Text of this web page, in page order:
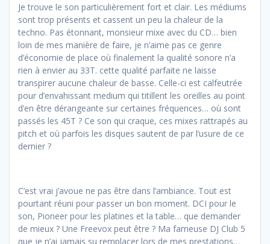
Je trouve le son particulièrement fort et clair. Les médiums
sont trop présents et cassent un peu la chaleur de la
techno. Pas étonnant, monsieur mixe avec du CD… bien
loin de mes manière de faire, je n’aime pas ce genre
d’économie de place où finalement la qualité sonore n’a
rien à envier au 33T. cette qualité parfaite ne laisse
transpirer aucune chaleur de basse. Celle-ci est calfeutrée
pour d’envahissant medium qui titillent les oreilles au point
d’en être dérangeante sur certaines fréquences… où sont
passés les 45T ? Ce son qui craque, ces mixes rattrapés au
pitch et où parfois les disques sautent de par l’usure de ce
dernier ?
C’est vrai j’avoue ne pas être dans l’ambiance. Tout est
pourtant réuni pour passer un bon moment. DCI pour le
son, Pioneer pour les platines et la table… que demander
de mieux ? Une Freevox peut être ? Ma fameuse DJ Club 5
que je n’ai jamais su remplacer lors de mes prestations…